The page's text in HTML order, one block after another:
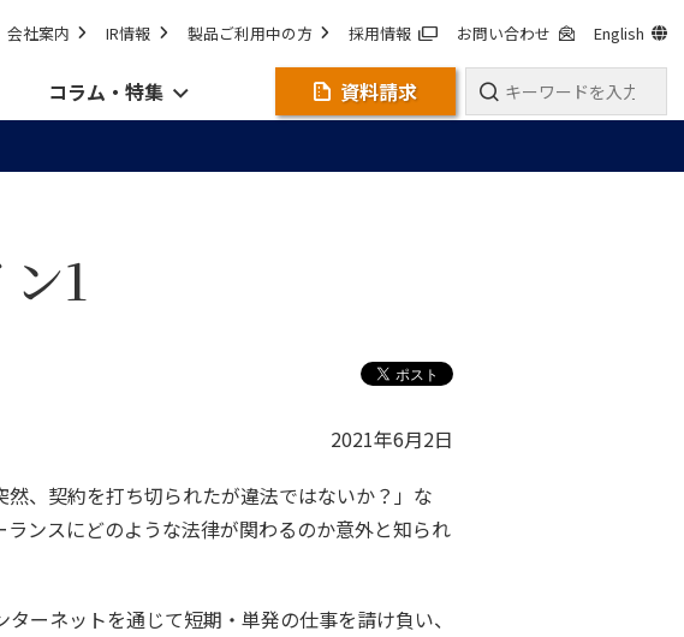
会社案内 IR情報 製品ご利用中の方 採用情報 お問い合わせ English
コラム・特集 資料請求
1
2021年6月2日
、契約を打ち切られたが違法ではないか？」な
ンスにどのような法律が関わるのか意外と知られ
ーネットを通じて短期・単発の仕事を請け負い、